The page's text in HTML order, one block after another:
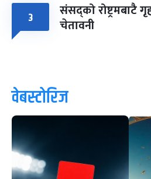
३ संसद्को रोष्ट्रमबाटै
चेतावनी
वेबस्टोरिज